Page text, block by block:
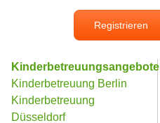
Registrieren
Kinderbetreuungsangebote
Kinderbetreuung Berlin
Kinderbetreuung
Düsseldorf